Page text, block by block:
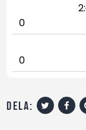
0
0
dela: